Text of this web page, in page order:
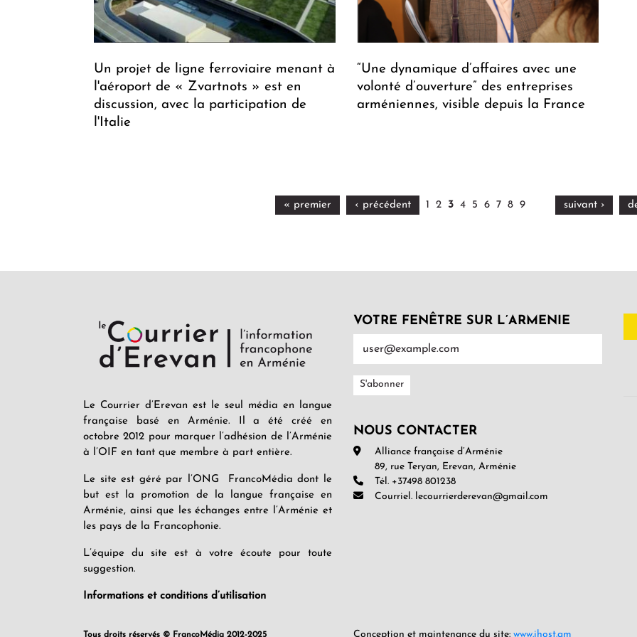
Un projet de ligne ferroviaire menant à
l'aéroport de « Zvartnots » est en
discussion, avec la participation de
l'Italie
“Une dynamique d’affaires avec une
volonté d’ouverture” des entreprises
arméniennes, visible depuis la France
« premier ‹ précédent 1 2 3 4 5 6 7 8 9 suivant ›
Le Courrier d’Erevan est le seul média en langue
française basé en Arménie. Il a été créé en
octobre 2012 pour marquer l’adhésion de l’Arménie
à l’OIF en tant que membre à part entière.
Le site est géré par l’ONG FrancoMédia dont le
but est la promotion de la langue française en
Arménie, ainsi que les échanges entre l’Arménie et
les pays de la Francophonie.
L’équipe du site est à votre écoute pour toute
suggestion.
Informations et conditions d’utilisation
Tous droits réservés © FrancoMédia 2012-2025
VOTRE FENÊTRE SUR L’ARMENIE
NOUS CONTACTER
Alliance française d’Arménie
89, rue Teryan, Erevan, Arménie
Tél. +37498 801238
Courriel. lecourrierderevan@gmail.com
Conception et maintenance du site: www.ihost.am